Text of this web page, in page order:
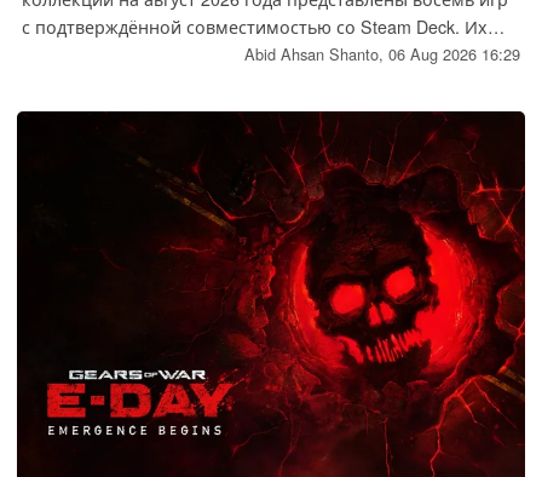
с подтверждённой совместимостью со Steam Deck. Их
совокупная стоимость достигла рекордно низкого
приобрести всего за 14,99 доллара.
Abid Ahsan Shanto, 06 Aug 2026 16:29